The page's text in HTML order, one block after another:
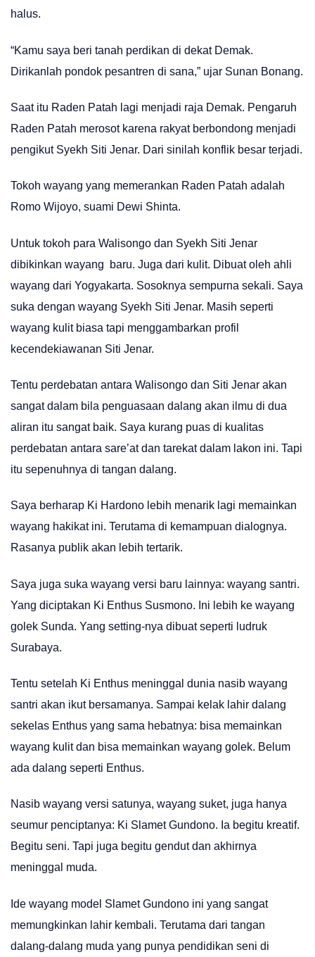
halus.
“Kamu saya beri tanah perdikan di dekat Demak.
Dirikanlah pondok pesantren di sana,” ujar Sunan Bonang.
Saat itu Raden Patah lagi menjadi raja Demak. Pengaruh
Raden Patah merosot karena rakyat berbondong menjadi
pengikut Syekh Siti Jenar. Dari sinilah konflik besar terjadi.
Tokoh wayang yang memerankan Raden Patah adalah
Romo Wijoyo, suami Dewi Shinta.
Untuk tokoh para Walisongo dan Syekh Siti Jenar
dibikinkan wayang baru. Juga dari kulit. Dibuat oleh ahli
wayang dari Yogyakarta. Sosoknya sempurna sekali. Saya
suka dengan wayang Syekh Siti Jenar. Masih seperti
wayang kulit biasa tapi menggambarkan profil
kecendekiawanan Siti Jenar.
Tentu perdebatan antara Walisongo dan Siti Jenar akan
sangat dalam bila penguasaan dalang akan ilmu di dua
aliran itu sangat baik. Saya kurang puas di kualitas
perdebatan antara sare’at dan tarekat dalam lakon ini. Tapi
itu sepenuhnya di tangan dalang.
Saya berharap Ki Hardono lebih menarik lagi memainkan
wayang hakikat ini. Terutama di kemampuan dialognya.
Rasanya publik akan lebih tertarik.
Saya juga suka wayang versi baru lainnya: wayang santri.
Yang diciptakan Ki Enthus Susmono. Ini lebih ke wayang
golek Sunda. Yang setting-nya dibuat seperti ludruk
Surabaya.
Tentu setelah Ki Enthus meninggal dunia nasib wayang
santri akan ikut bersamanya. Sampai kelak lahir dalang
sekelas Enthus yang sama hebatnya: bisa memainkan
wayang kulit dan bisa memainkan wayang golek. Belum
ada dalang seperti Enthus.
Nasib wayang versi satunya, wayang suket, juga hanya
seumur penciptanya: Ki Slamet Gundono. Ia begitu kreatif.
Begitu seni. Tapi juga begitu gendut dan akhirnya
meninggal muda.
Ide wayang model Slamet Gundono ini yang sangat
memungkinkan lahir kembali. Terutama dari tangan
dalang-dalang muda yang punya pendidikan seni di